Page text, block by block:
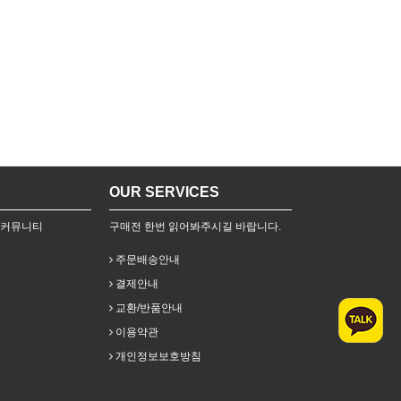
뮤니티
OUR SERVICES
구매전 한번 읽어봐주시길 바랍니다.
주문배송안내
결제안내
교환/반품안내
이용약관
개인정보보호방침